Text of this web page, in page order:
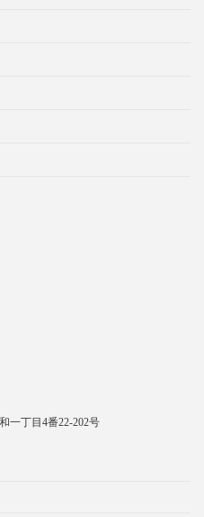
一丁目4番22-202号